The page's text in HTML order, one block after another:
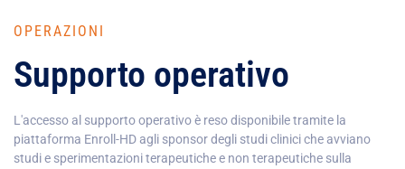
OPERAZIONI
Supporto operativo
L'accesso al supporto operativo è reso disponibile tramite la
piattaforma Enroll-HD agli sponsor degli studi clinici che avviano
studi e sperimentazioni terapeutiche e non terapeutiche sulla